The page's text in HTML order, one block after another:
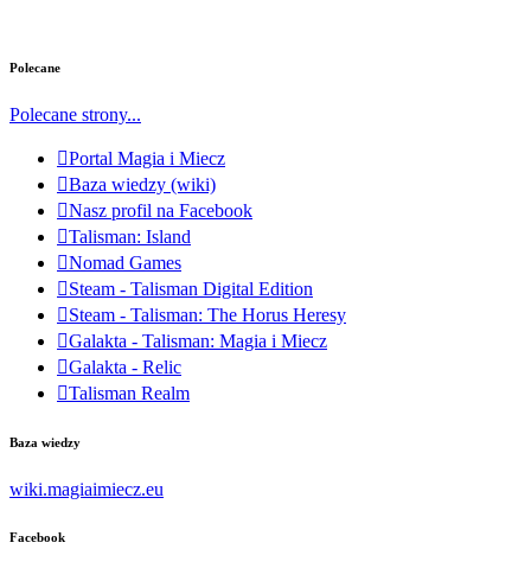
Polecane
Polecane strony...
Portal Magia i Miecz
Baza wiedzy (wiki)
Nasz profil na Facebook
Talisman: Island
Nomad Games
Steam - Talisman Digital Edition
Steam - Talisman: The Horus Heresy
Galakta - Talisman: Magia i Miecz
Galakta - Relic
Talisman Realm
Baza wiedzy
wiki.magiaimiecz.eu
Facebook